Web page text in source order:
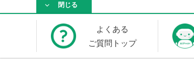
閉じる
よくある
ご質問トップ